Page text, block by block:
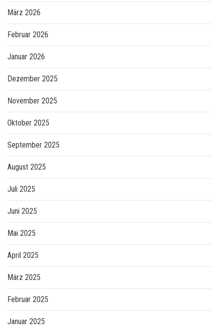
März 2026
Februar 2026
Januar 2026
Dezember 2025
November 2025
Oktober 2025
September 2025
August 2025
Juli 2025
Juni 2025
Mai 2025
April 2025
März 2025
Februar 2025
Januar 2025